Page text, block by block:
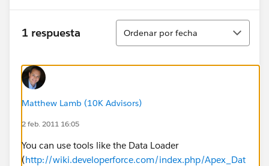
1 respuesta
Ordenar
Ordenar por fecha
Matthew Lamb (10K Advisors)
2 feb. 2011 16:05
You can use tools like the Data Loader
(http://wiki.developerforce.com/index.php/Apex_Dat